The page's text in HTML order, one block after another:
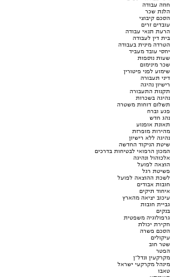
חוזה עבודה
הלנת שכר
הסכם קיבוצי
עובדים זרים
הרעת תנאי עבודה
בית דין לעבודה
הטרדה מינית בעבודה
יחסי עובד מעביד
שעות נוספות
שכר מינימום
שימוע לפני פיטורין
דיני תעבורה
רישיון נהיגה
תקנות התעבורה
נהיגה בשכרות
תשלום דוחות משטרה
פגע וברח
נהג חדש
תאונת אופנוע
מהירות מופרזת
נהיגה ללא רישיון
שיטת הניקוד החדשה
המכון הרפואי לבטיחות בדרכים
אלכוהול ונהיגה
הוצאה לפועל
פשיטת רגל
לשכת ההוצאה לפועל
חובות אבודים
איחוד תיקים
עיכוב יציאה מהארץ
גביית חובות
בנקים
גרפולוגיה משפטית
חקירת יכולת
הסכם פשרה
עיקולים
שטר חוב
הפטר
מקרקעין ונדל"ן
מינהל מקרקעי ישראל
טאבו